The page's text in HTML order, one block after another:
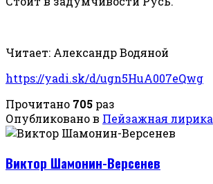
Читает: Александр Водяной
https://yadi.sk/d/ugn5HuA007eQwg
Прочитано 705 раз
Опубликовано в Пейзажная лирика
Виктор Шамонин-Версенев